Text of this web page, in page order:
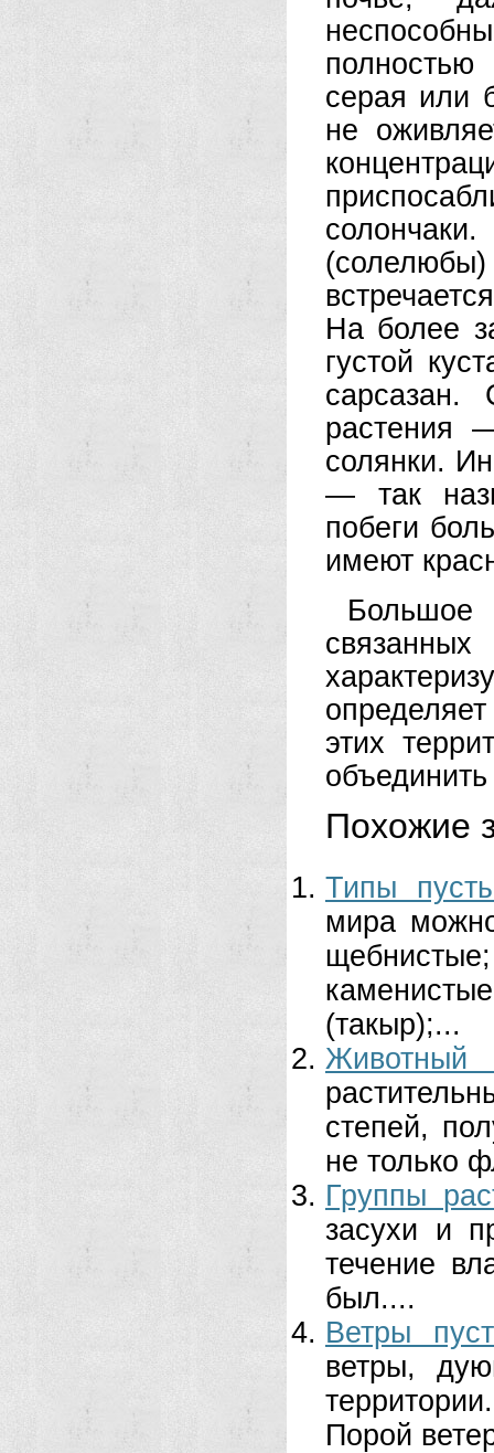
серая или
не
На более
густой
сарсазан.
растения
солянки.
— так
побеги
имеют
этих
Похожие
Типы
мира
(такыр);...
степей,
не только
Группы
засухи и
течение
был....
Ветры
ветры,
Порой